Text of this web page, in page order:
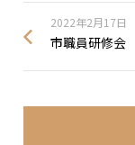
2022年2月17日
市職員研修会